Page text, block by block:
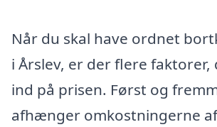
Når du skal have ordnet
i Årslev, er der flere faktorer,
ind på prisen. Først og
afhænger omkostningerne